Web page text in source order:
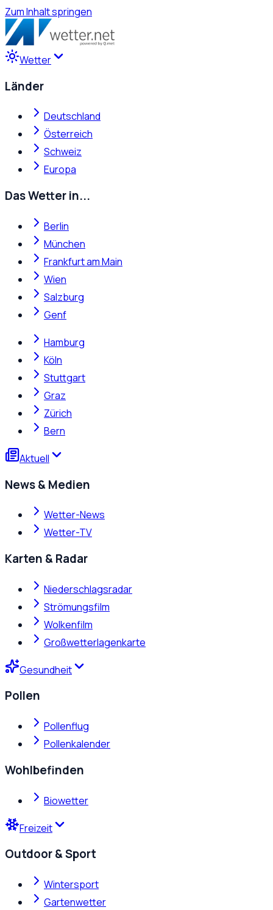
Zum Inhalt springen
Wetter
Länder
Deutschland
Österreich
Schweiz
Europa
Das Wetter in...
Berlin
München
Frankfurt am Main
Wien
Salzburg
Genf
Hamburg
Köln
Stuttgart
Graz
Zürich
Bern
Aktuell
News & Medien
Wetter-News
Wetter-TV
Karten & Radar
Niederschlagsradar
Strömungsfilm
Wolkenfilm
Großwetterlagenkarte
Gesundheit
Pollen
Pollenflug
Pollenkalender
Wohlbefinden
Biowetter
Freizeit
Outdoor & Sport
Wintersport
Gartenwetter